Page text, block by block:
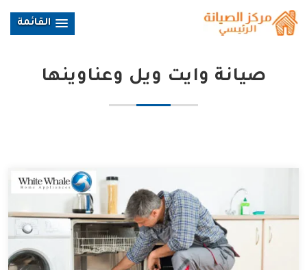
القائمة
صيانة وايت ويل وعناوينها